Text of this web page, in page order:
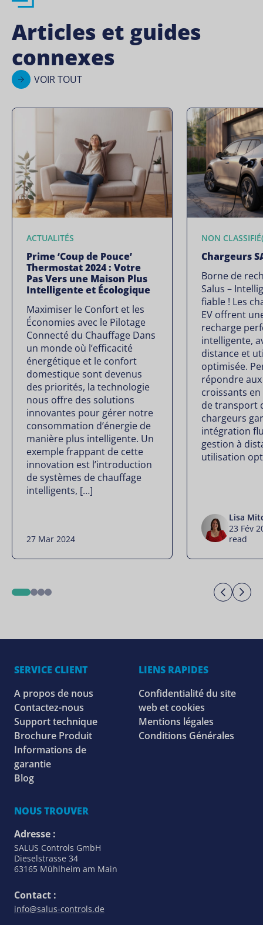
Articles et guides
connexes
VOIR TOUT
ACTUALITÉS
Prime ‘Coup de Pouce’
Thermostat 2024 : Votre
Pas Vers une Maison Plus
Intelligente et Écologique
Maximiser le Confort et les
Économies avec le Pilotage
Connecté du Chauffage Dans
un monde où l’efficacité
énergétique et le confort
domestique sont devenus
des priorités, la technologie
nous offre des solutions
innovantes pour gérer notre
consommation d’énergie de
manière plus intelligente. Un
exemple frappant de cette
innovation est l’introduction
de systèmes de chauffage
intelligents, […]
27 Mar 2024
NON
Chargeurs
Borne de
Salus –
fiable ! Les
EV offrent
recharge
intelligente,
distance et
optimisée.
répondre
croissants
de transport
chargeurs
intégration
gestion à
utilisation
Lisa
23 Fév
read
123
SERVICE CLIENT
A propos de nous
Contactez-nous
Support technique
Brochure Produit
Informations de
garantie
Blog
LIENS RAPIDES
Confidentialité du site
web et cookies
Mentions légales
Conditions Générales
NOUS TROUVER
Adresse :
SALUS Controls GmbH
Dieselstrasse 34
63165 Mühlheim am Main
Contact :
info@salus-controls.de